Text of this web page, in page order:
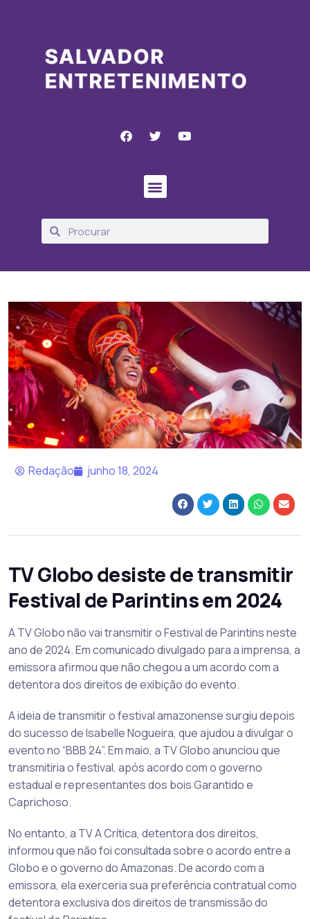
Redação junho 18, 2024
TV Globo desiste de transmitir
Festival de Parintins em 2024
A TV Globo não vai transmitir o Festival de Parintins neste
ano de 2024. Em comunicado divulgado para a imprensa, a
emissora afirmou que não chegou a um acordo com a
detentora dos direitos de exibição do evento.
A ideia de transmitir o festival amazonense surgiu depois
do sucesso de Isabelle Nogueira, que ajudou a divulgar o
evento no “BBB 24”. Em maio, a TV Globo anunciou que
transmitiria o festival, após acordo com o governo
estadual e representantes dos bois Garantido e
Caprichoso.
No entanto, a TV A Crítica, detentora dos direitos,
informou que não foi consultada sobre o acordo entre a
Globo e o governo do Amazonas. De acordo com a
emissora, ela exerceria sua preferência contratual como
detentora exclusiva dos direitos de transmissão do